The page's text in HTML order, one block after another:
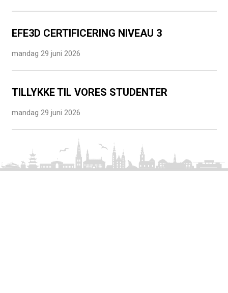
EFE3D CERTIFICERING NIVEAU 3
mandag 29 juni 2026
TILLYKKE TIL VORES STUDENTER
mandag 29 juni 2026